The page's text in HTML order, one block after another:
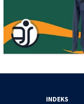
INDEKS